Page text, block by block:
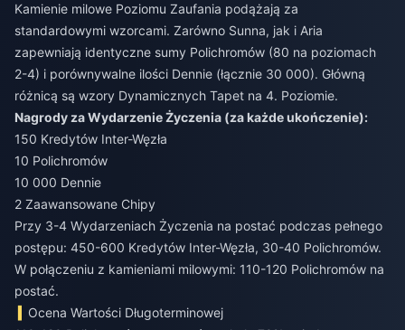
Kamienie milowe Poziomu Zaufania podążają za
standardowymi wzorcami. Zarówno Sunna, jak i Aria
zapewniają identyczne sumy Polichromów (80 na poziomach
2-4) i porównywalne ilości Dennie (łącznie 30 000). Główną
różnicą są wzory Dynamicznych Tapet na 4. Poziomie.
Nagrody za Wydarzenie Życzenia (za każde ukończenie):
150 Kredytów Inter-Węzła
10 Polichromów
10 000 Dennie
2 Zaawansowane Chipy
Przy 3-4 Wydarzeniach Życzenia na postać podczas pełnego
postępu: 450-600 Kredytów Inter-Węzła, 30-40 Polichromów.
W połączeniu z kamieniami milowymi: 110-120 Polichromów na
postać.
Ocena Wartości Długoterminowej